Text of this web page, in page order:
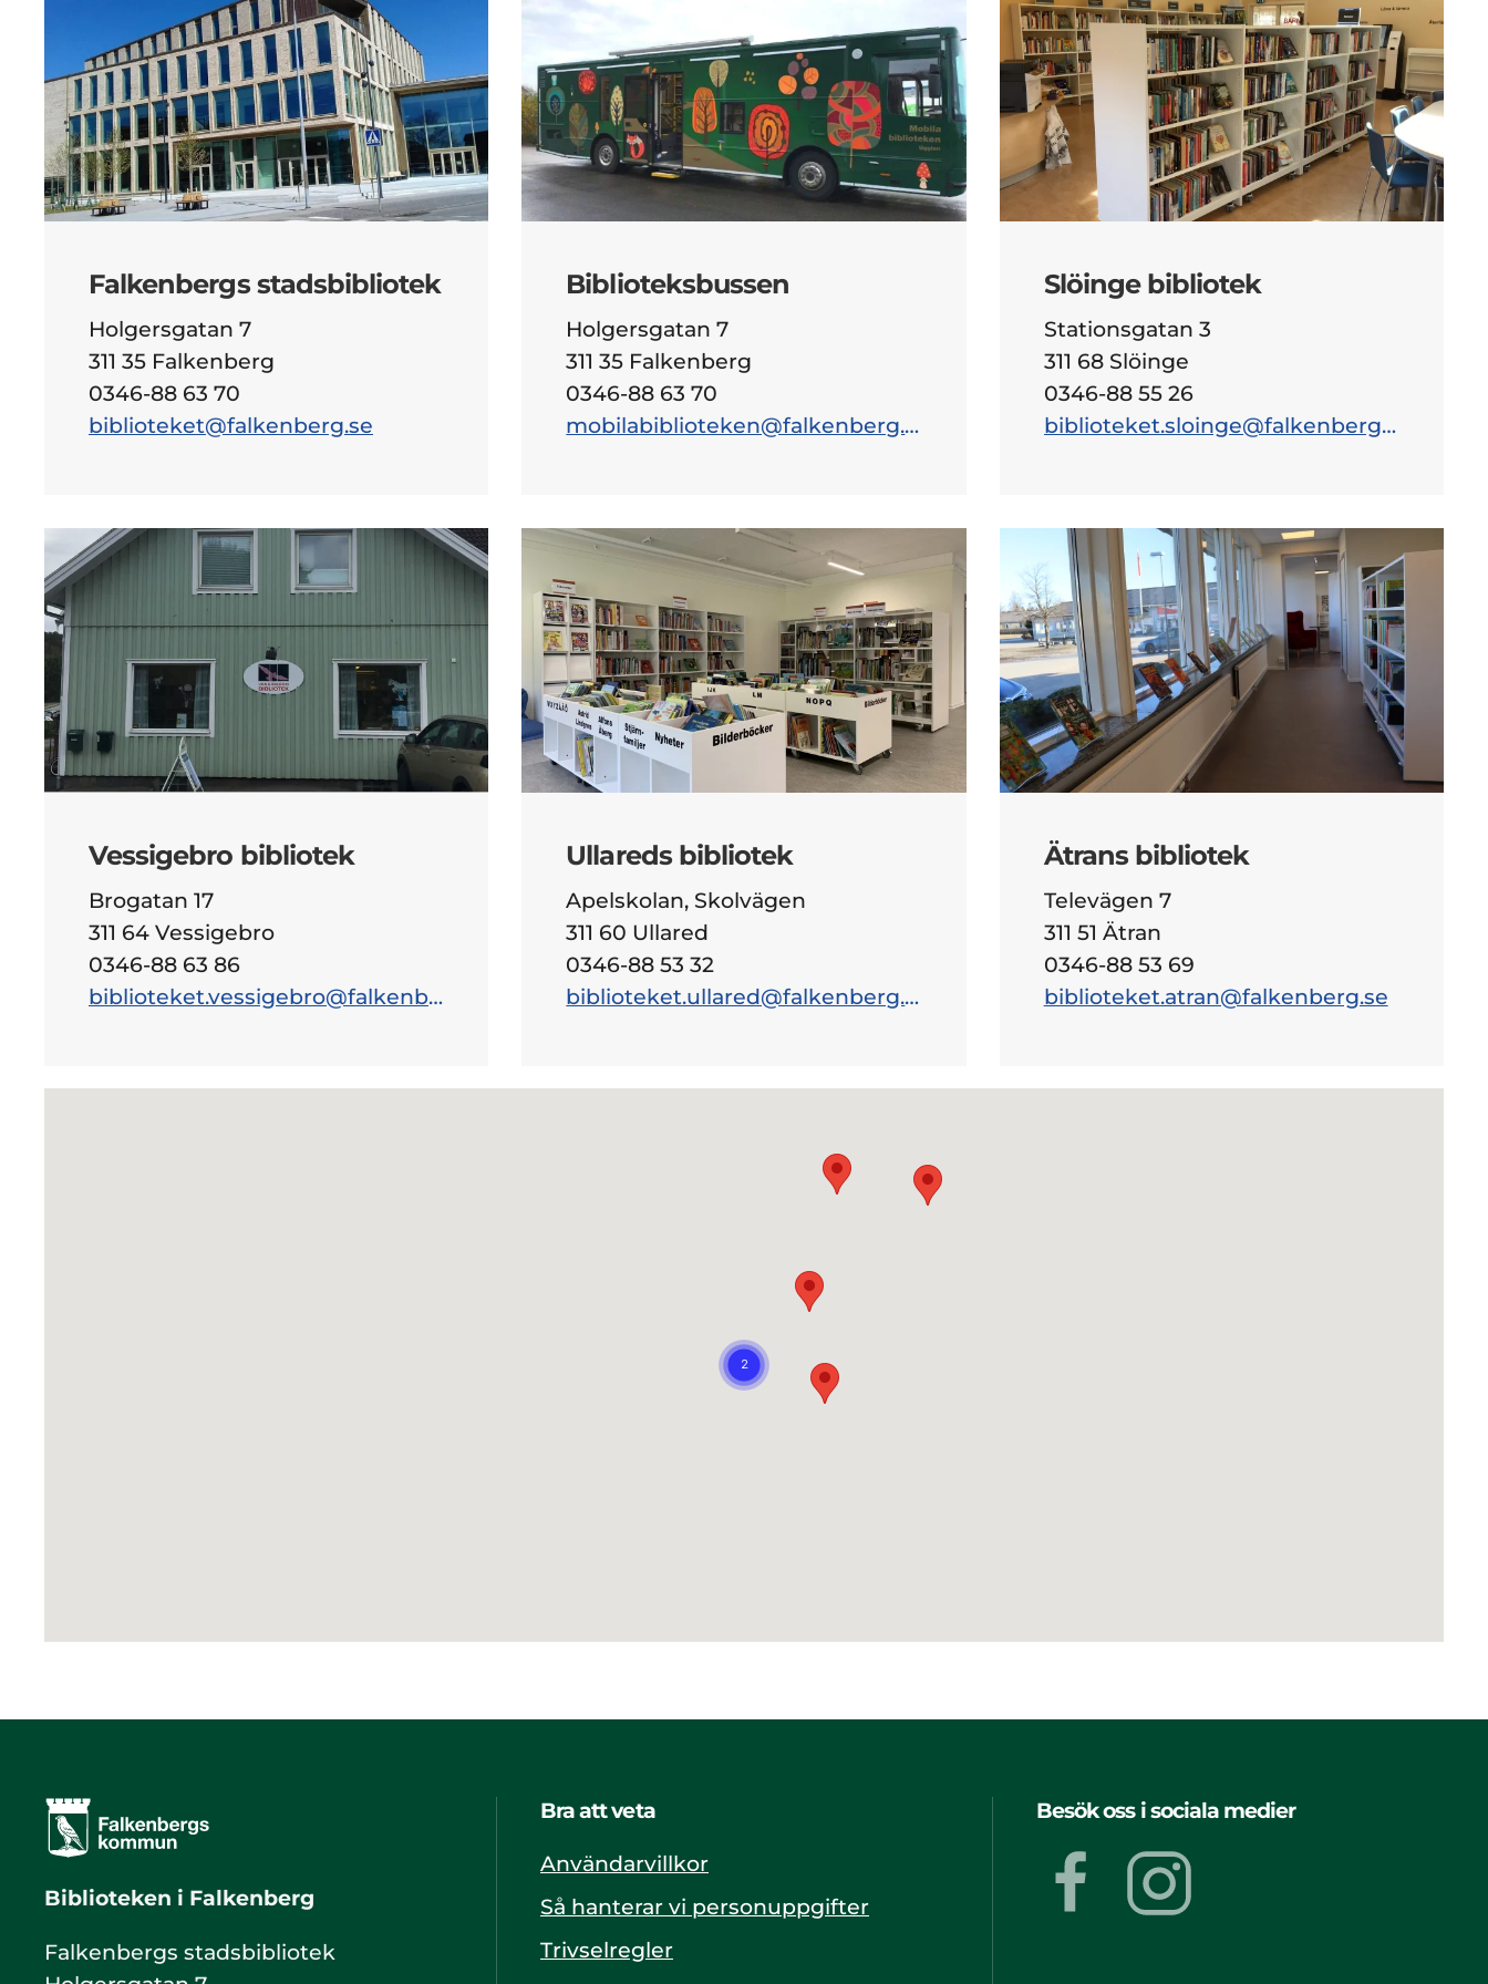
Falkenbergs stadsbibliotek
Holgersgatan 7
311 35 Falkenberg
0346-88 63 70
biblioteket@falkenberg.se
Biblioteksbussen
Holgersgatan 7
311 35 Falkenberg
0346-88 63 70
mobilabiblioteken@falkenberg.se
Slöinge bibliotek
Stationsgatan 3
311 68 Slöinge
0346-88 55 26
biblioteket.sloinge@falkenberg.se
Vessigebro bibliotek
Brogatan 17
311 64 Vessigebro
0346-88 63 86
biblioteket.vessigebro@falkenberg.se
Ullareds bibliotek
Apelskolan, Skolvägen
311 60 Ullared
0346-88 53 32
biblioteket.ullared@falkenberg.se
Ätrans bibliotek
Televägen 7
311 51 Ätran
0346-88 53 69
biblioteket.atran@falkenberg.se
Biblioteken i Falkenberg
Falkenbergs stadsbibliotek
Bra att veta
Användarvillkor
Så hanterar vi personuppgifter
Trivselregler
Besök oss i sociala medier